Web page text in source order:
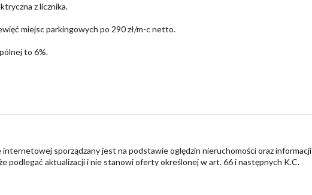
z licznika.
miejsc parkingowych po 290 zł/m-c netto.
to 6%.
sporządzany jest na podstawie oględzin nieruchomości oraz informacji
podlegać aktualizacji i nie stanowi oferty określonej w art. 66 i następnych K.C.